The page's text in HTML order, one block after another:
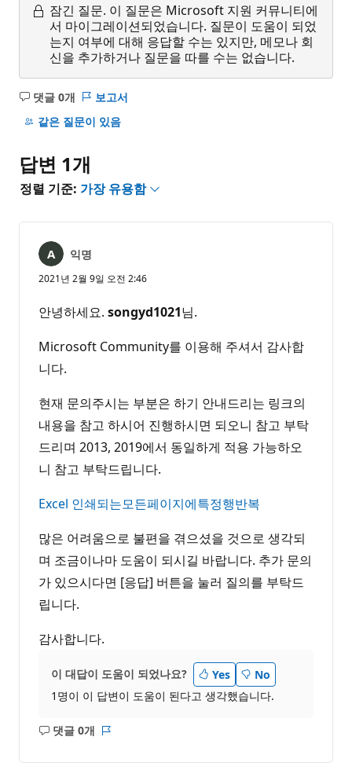
잠긴 질문. 이 질문은 Microsoft 지원 커뮤니티에
서 마이그레이션되었습니다. 질문이 도움이 되었
는지 여부에 대해 응답할 수는 있지만, 메모나 회
신을 추가하거나 질문을 따를 수는 없습니다.
댓글 0개
설
명
음
보고서
같은 질문이 있음
답변 1개
정렬 기준: 가장 유용함
익명
2021년 2월 9일 오전 2:46
안녕하세요. songyd1021님.
Microsoft Community를 이용해 주셔서 감사합
니다.
현재 문의주시는 부분은 하기 안내드리는 링크의
내용을 참고 하시어 진행하시면 되오니 참고 부탁
드리며 2013, 2019에서 동일하게 적용 가능하오
니 참고 부탁드립니다.
Excel 인쇄되는모든페이지에특정행반복
많은 어려움으로 불편을 겪으셨을 것으로 생각되
며 조금이나마 도움이 되시길 바랍니다. 추가 문의
가 있으시다면 [응답] 버튼을 눌러 질의를 부탁드
립니다.
감사합니다.
이 대답이 도움이 되었나요? Yes
No
1명이 이 답변이 도움이 된다고 생각했습니다.
댓글 0개
설